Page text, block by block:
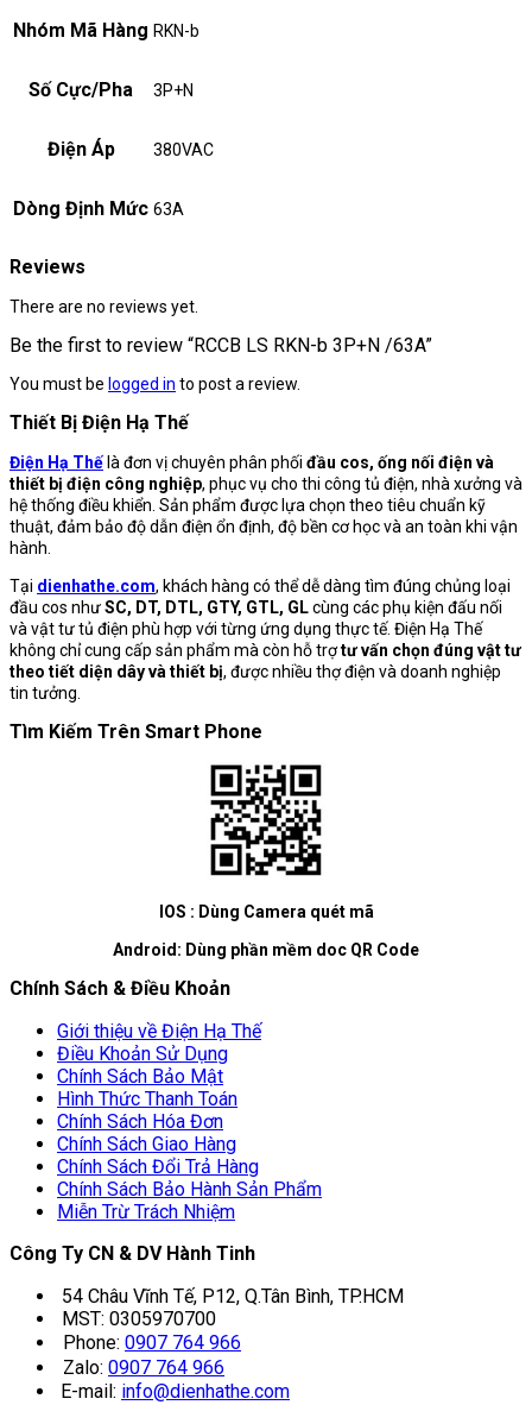
Nhóm Mã Hàng RKN-b
Số Cực/Pha 3P+N
Điện Áp 380VAC
Dòng Định Mức 63A
Reviews
There are no reviews yet.
Be the first to review “RCCB LS RKN-b 3P+N /63A”
You must be logged in to post a review.
Thiết Bị Điện Hạ Thế
Điện Hạ Thế là đơn vị chuyên phân phối đầu cos, ống nối điện và
thiết bị điện công nghiệp, phục vụ cho thi công tủ điện, nhà xưởng và
hệ thống điều khiển. Sản phẩm được lựa chọn theo tiêu chuẩn kỹ
thuật, đảm bảo độ dẫn điện ổn định, độ bền cơ học và an toàn khi vận
hành.
Tại dienhathe.com, khách hàng có thể dễ dàng tìm đúng chủng loại
đầu cos nhưSC, DT, DTL, GTY, GTL, GLcùng các phụ kiện đấu nối
và vật tư tủ điện phù hợp với từng ứng dụng thực tế. Điện Hạ Thế
không chỉ cung cấp sản phẩm mà còn hỗ trợtư vấn chọn đúng vật tư
theo tiết diện dây và thiết bị, được nhiều thợ điện và doanh nghiệp
tin tưởng.
Tìm Kiếm Trên Smart Phone
IOS : Dùng Camera quét mã
Android: Dùng phần mềm doc QR Code
Chính Sách & Điều Khoản
Giới thiệu về Điện Hạ Thế
Điều Khoản Sử Dụng
Chính Sách Bảo Mật
Hình Thức Thanh Toán
Chính Sách Hóa Đơn
Chính Sách Giao Hàng
Chính Sách Đổi Trả Hàng
Chính Sách Bảo Hành Sản Phẩm
Miễn Trừ Trách Nhiệm
Công Ty CN & DV Hành Tinh
54 Châu Vĩnh Tế, P12, Q.Tân Bình, TP.HCM
MST: 0305970700
Phone: 0907 764 966
Zalo: 0907 764 966
E-mail: info@dienhathe.com